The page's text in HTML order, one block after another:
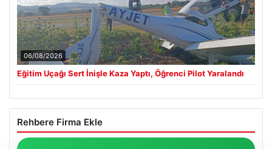
06/08/2026
Eğitim Uçağı Sert İnişle Kaza Yaptı, Öğrenci Pilot Yaralandı
Rehbere Firma Ekle